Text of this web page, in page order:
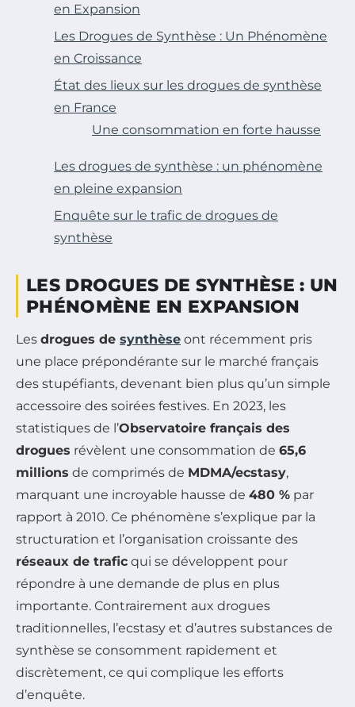
en Expansion
Les Drogues de Synthèse : Un Phénomène
en Croissance
État des lieux sur les drogues de synthèse
en France
Une consommation en forte hausse
Les drogues de synthèse : un phénomène
en pleine expansion
Enquête sur le trafic de drogues de
synthèse
LES DROGUES DE SYNTHÈSE : UN
PHÉNOMÈNE EN EXPANSION
Les drogues de synthèse ont récemment pris
une place prépondérante sur le marché français
des stupéfiants, devenant bien plus qu’un simple
accessoire des soirées festives. En 2023, les
statistiques de l’Observatoire français des
drogues révèlent une consommation de 65,6
millions de comprimés de MDMA/ecstasy,
marquant une incroyable hausse de 480 % par
rapport à 2010. Ce phénomène s’explique par la
structuration et l’organisation croissante des
réseaux de trafic qui se développent pour
répondre à une demande de plus en plus
importante. Contrairement aux drogues
traditionnelles, l’ecstasy et d’autres substances de
synthèse se consomment rapidement et
discrètement, ce qui complique les efforts
d’enquête.